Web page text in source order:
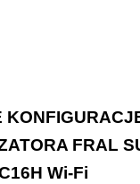
FRAL
Wi-Fi